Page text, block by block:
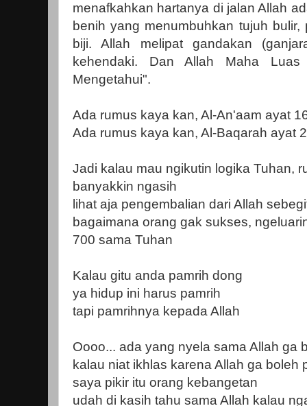
menafkahkan hartanya di jalan Allah
benih yang menumbuhkan tujuh
biji. Allah melipat gandakan
kehendaki. Dan Allah Maha Luas
Mengetahui".
Ada rumus kaya kan, Al-An'aam ayat
Ada rumus kaya kan, Al-Baqarah ayat
Jadi kalau mau ngikutin logika Tuhan,
banyakkin ngasih
lihat aja pengembalian dari Allah
bagaimana orang gak sukses,
700 sama Tuhan
Kalau gitu anda pamrih dong
ya hidup ini harus pamrih
tapi pamrihnya kepada Allah
Oooo... ada yang nyela sama Allah ga
kalau niat ikhlas karena Allah ga boleh
saya pikir itu orang kebangetan
udah di kasih tahu sama Allah kalau